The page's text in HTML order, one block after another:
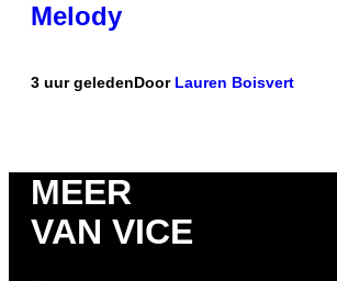
Melody
3 uur geledenDoor Lauren Boisvert
MEER
VAN VICE